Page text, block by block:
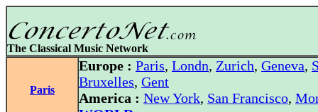
The Classical Music Network
Paris
Europe : Paris, Londn, Zurich, Geneva,
Bruxelles, Gent
America : New York, San Francisco,